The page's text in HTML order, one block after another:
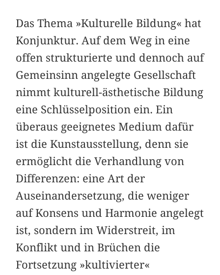
Das Thema »Kulturelle Bildung« hat
Konjunktur. Auf dem Weg in eine
offen strukturierte und dennoch auf
Gemeinsinn angelegte Gesellschaft
nimmt kulturell-ästhetische Bildung
eine Schlüsselposition ein. Ein
überaus geeignetes Medium dafür
ist die Kunstausstellung, denn sie
ermöglicht die Verhandlung von
Differenzen: eine Art der
Auseinandersetzung, die weniger
auf Konsens und Harmonie angelegt
ist, sondern im Widerstreit, im
Konflikt und in Brüchen die
Fortsetzung »kultivierter«